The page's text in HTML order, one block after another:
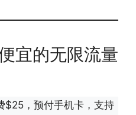
宜的无限流量
$25，预付手机卡，支持